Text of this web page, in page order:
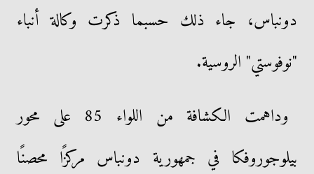
دونباس، جاء ذلك حسبما ذكرت وكالة أنباء
"نوفوستي" الروسية.
وداهمت الكشافة من اللواء 85 على محور
بيلوجوروفكا في جمهورية دونباس مركزًا محصنًا